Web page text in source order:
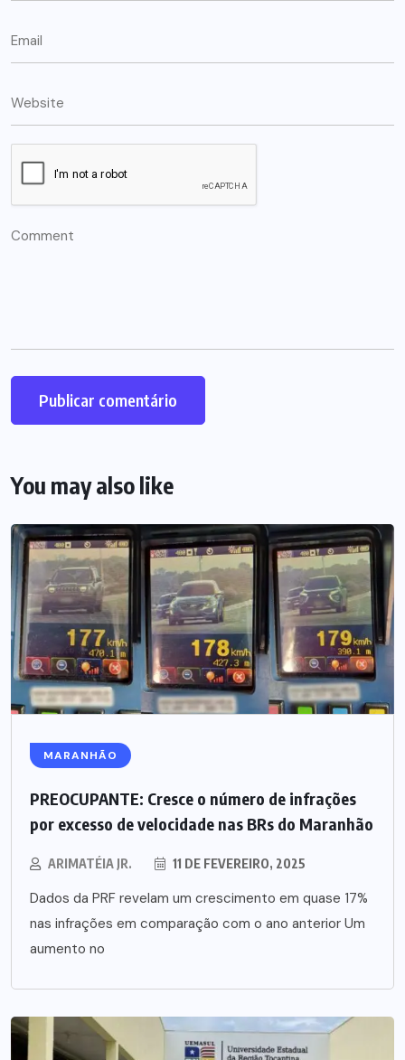
You may also like
MARANHÃO
PREOCUPANTE: Cresce o número de infrações
por excesso de velocidade nas BRs do Maranhão
ARIMATÉIA JR. 11 DE FEVEREIRO, 2025
Dados da PRF revelam um crescimento em quase 17%
nas infrações em comparação com o ano anterior Um
aumento no